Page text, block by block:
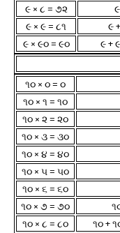
૯ × ૮ = ૭૨
૯ × ૯ = ૮૧
૯
૯ × ૯૦ = ૯૦
૯ +
૧૦ × ૦ = ૦
૧૦ × ૧ = ૧૦
૧૦ × ૨ = ૨૦
૧૦ × ૩ = ૩૦
૧૦ × ૪ = ૪૦
૧૦ × ૫ = ૫૦
૧૦ × ૬ = ૬૦
૧૦ × ૭ = ૭૦
૧૦ × ૮ = ૮૦
૧૦ +